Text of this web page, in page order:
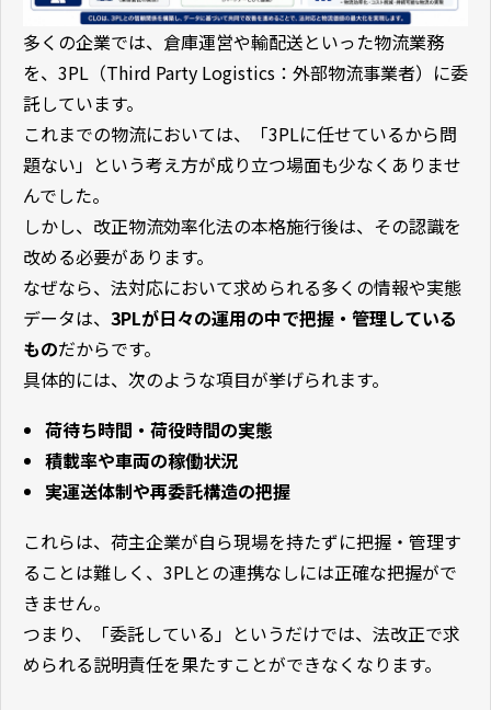
多くの企業では、倉庫運営や輸配送といった物流業務
を、3PL（Third Party Logistics：外部物流事業者）に委
託しています。
これまでの物流においては、「3PLに任せているから問
題ない」という考え方が成り立つ場面も少なくありませ
んでした。
しかし、改正物流効率化法の本格施行後は、その認識を
改める必要があります。
なぜなら、法対応において求められる多くの情報や実態
データは、 3PLが日々の運用の中で把握・管理している
ものだからです。
具体的には、次のような項目が挙げられます。
荷待ち時間・荷役時間の実態
積載率や車両の稼働状況
実運送体制や再委託構造の把握
これらは、荷主企業が自ら現場を持たずに把握・管理す
ることは難しく、3PLとの連携なしには正確な把握がで
きません。
つまり、「委託している」というだけでは、法改正で求
められる説明責任を果たすことができなくなります。